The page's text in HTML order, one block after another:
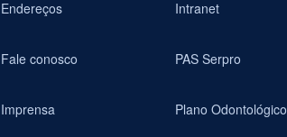
Endereços
Fale conosco
Imprensa
Intranet
PAS Serpro
Plano Odontológico